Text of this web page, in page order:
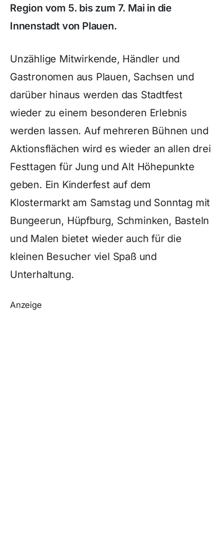
Region vom 5. bis zum 7. Mai in die
Innenstadt von Plauen.
Unzählige Mitwirkende, Händler und
Gastronomen aus Plauen, Sachsen und
darüber hinaus werden das Stadtfest
wieder zu einem besonderen Erlebnis
werden lassen. Auf mehreren Bühnen und
Aktionsflächen wird es wieder an allen drei
Festtagen für Jung und Alt Höhepunkte
geben. Ein Kinderfest auf dem
Klostermarkt am Samstag und Sonntag mit
Bungeerun, Hüpfburg, Schminken, Basteln
und Malen bietet wieder auch für die
kleinen Besucher viel Spaß und
Unterhaltung.
Anzeige